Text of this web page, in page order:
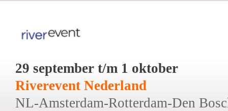
29 september t/m 1 oktober
Riverevent Nederland
NL-Amsterdam-Rotterdam-Den